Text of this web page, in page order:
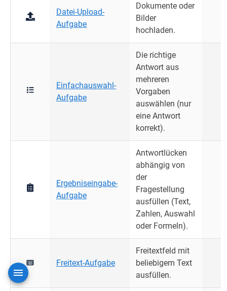
Datei-Upload-
Aufgabe
Dokumente oder
Bilder
hochladen.
Einfachauswahl-
Aufgabe
Die richtige
Antwort aus
mehreren
Vorgaben
auswählen (nur
eine Antwort
korrekt).
Ergebniseingabe-
Aufgabe
Antwortlücken
abhängig von
der
Fragestellung
ausfüllen (Text,
Zahlen, Auswahl
oder Formeln).
Freitext-Aufgabe
Freitextfeld mit
beliebigem Text
ausfüllen.